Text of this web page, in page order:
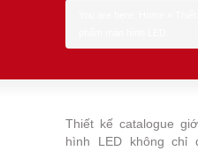
Thiết kế catalogue
hình LED không chỉ